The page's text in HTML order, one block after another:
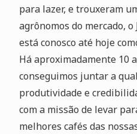
para lazer, e trouxeram
agrônomos do mercado, o
está conosco até hoje
Há aproximadamente 10
conseguimos juntar a
produtividade e
com a missão de levar
melhores cafés das